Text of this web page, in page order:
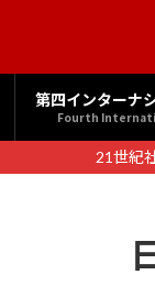
第四インターナ
Fourth
21世紀